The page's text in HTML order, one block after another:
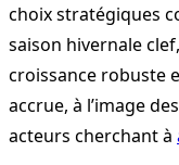
choix stratégiques
saison hivernale
croissance robuste
accrue, à l’image
acteurs cherchant à